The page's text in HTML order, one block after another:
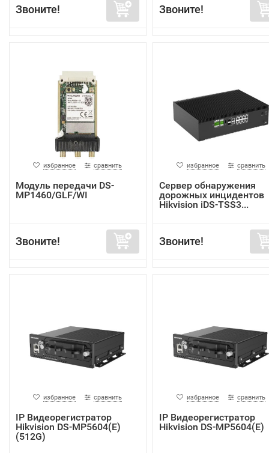
Звоните! Звоните!
избранное сравнить
Модуль передачи DS-
MP1460/GLF/WI
Звоните!
избранное сравнить
Сервер обнаружения
дорожных инцидентов
Hikvision iDS-TSS3...
Звоните!
избранное сравнить
IP Видеорегистратор
Hikvision DS-MP5604(E)
(512G)
избранное сравнить
IP Видеорегистратор
Hikvision DS-MP5604(E)